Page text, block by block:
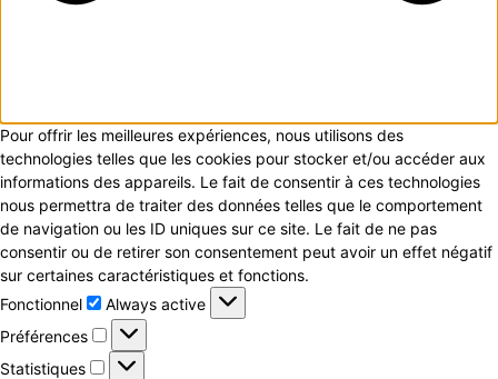
Pour offrir les meilleures expériences, nous utilisons des
technologies telles que les cookies pour stocker et/ou accéder aux
informations des appareils. Le fait de consentir à ces technologies
nous permettra de traiter des données telles que le comportement
de navigation ou les ID uniques sur ce site. Le fait de ne pas
consentir ou de retirer son consentement peut avoir un effet négatif
sur certaines caractéristiques et fonctions.
Fonctionnel
Fonctionnel
Always active
Préférences
Préférences
Statistiques Statistiques